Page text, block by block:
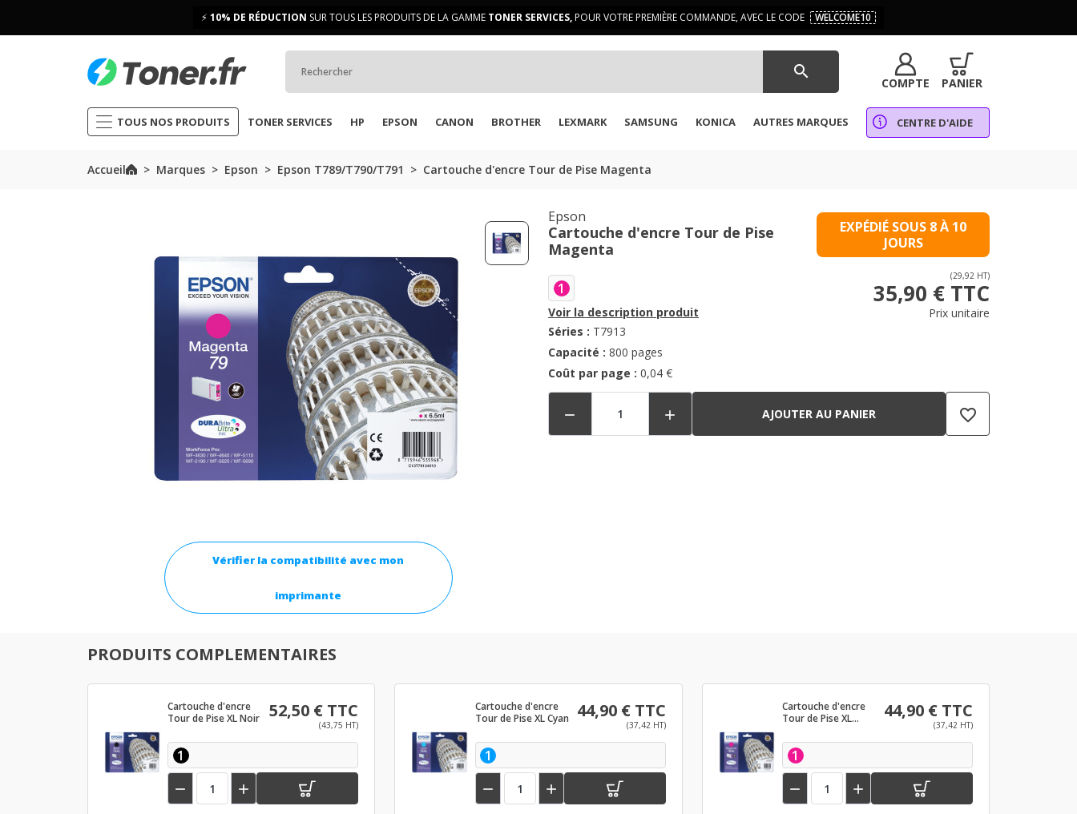
⚡ 10% DE RÉDUCTION SUR TOUS LES PRODUITS DE LA GAMME TONER SERVICES,POUR VOTRE PREMIÈRE COMMANDE, AVEC LE CODE WELCOME10
search
COMPTE PANIER
TOUS NOS PRODUITS TONER SERVICES HP EPSON CANON BROTHER LEXMARK SAMSUNG KONICA AUTRES MARQUES CENTRE D'AIDE
Accueil Marques Epson Epson T789/T790/T791 Cartouche d'encre Tour de Pise Magenta
Vérifier la compatibilité avec mon
imprimante
Epson
Cartouche d'encre Tour de Pise
Magenta
EXPÉDIÉ SOUS 8 À 10
JOURS
1
Voir la description produit
Séries : T7913
Capacité : 800 pages
Coût par page : 0,04 €
(29,92 HT)
35,90 € TTC
Prix unitaire
  AJOUTER AU PANIER favorite_border
PRODUITS COMPLEMENTAIRES
Cartouche d'encre
Tour de Pise XL Noir
52,50 € TTC
(43,75 HT)
1
 
Cartouche d'encre
Tour de Pise XL Cyan
44,90 € TTC
(37,42 HT)
1
 
Cartouche d'encre
Tour de Pise XL
44,90 € TTC
(37,42 HT)
1
 